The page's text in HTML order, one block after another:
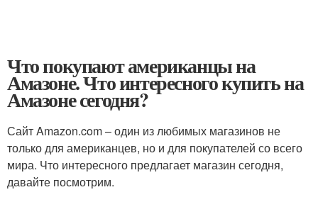
Что покупают американцы на
Амазоне. Что интересного купить на
Амазоне сегодня?
Сайт Amazon.com – один из любимых магазинов не
только для американцев, но и для покупателей со всего
мира. Что интересного предлагает магазин сегодня,
давайте посмотрим.